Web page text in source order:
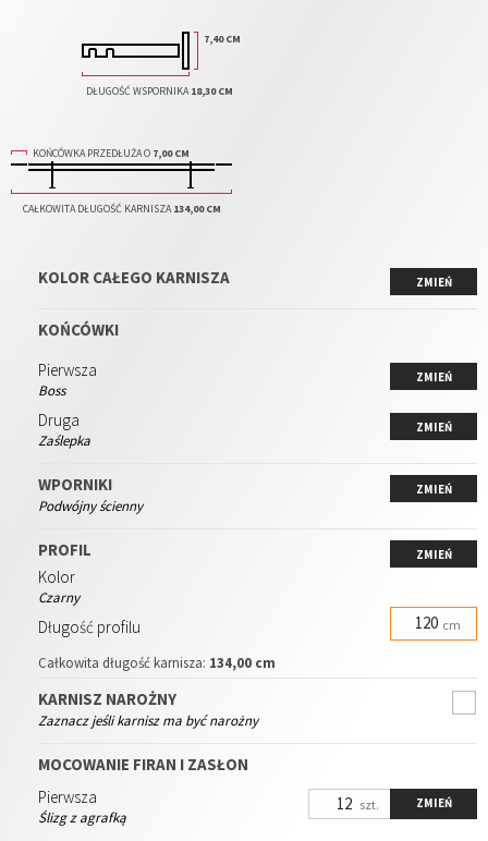
KOŃCÓWKA PRZEDŁUŻA O 7,00 CM
CAŁKOWITA DŁUGOŚĆ KARNISZA134,00 CM
7,40 CM
DŁUGOŚĆ WSPORNIKA18,30 CM
KOLOR CAŁEGO KARNISZA ZMIEŃ
KOŃCÓWKI
Pierwsza
Boss
ZMIEŃ
Druga
Zaślepka
ZMIEŃ
WPORNIKI
Podwójny ścienny
ZMIEŃ
PROFIL ZMIEŃ
Kolor
Czarny
Długość profilu cm
Całkowita długość karnisza: 134,00 cm
KARNISZ NAROŻNY
Zaznacz jeśli karnisz ma być narożny
MOCOWANIE FIRAN I ZASŁON
Pierwsza
Ślizg z agrafką
szt. ZMIEŃ